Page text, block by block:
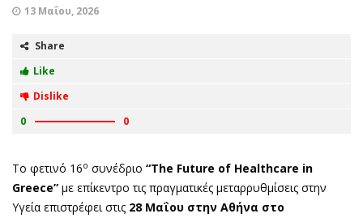
13 Μαΐου, 2026
Share
Like
Dislike
0
0
Το φετινό 16ο συνέδριο “The Future of Healthcare in
Greece” με επίκεντρο τις πραγματικές μεταρρυθμίσεις στην
Υγεία επιστρέφει στις 28 Μαΐου στην Αθήνα στο